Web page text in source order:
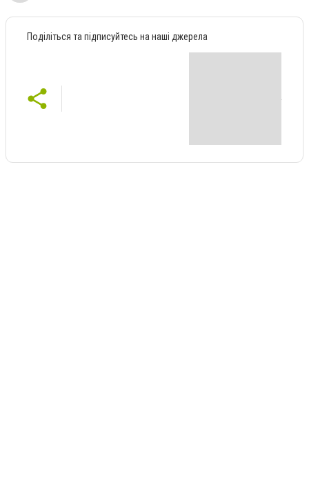
Поділіться та підписуйтесь на наші джерела